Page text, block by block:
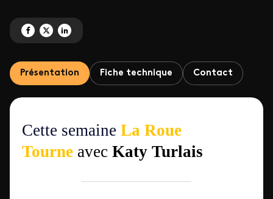
Partagez 'La roue tourne avec Katy Turlais' sur Facebook
Partagez 'La roue tourne avec Katy Turlais' sur X
Partagez 'La roue tourne avec Katy Turlais' sur LinkedIn
Présentation Fiche technique Contact
Cette semaine La Roue
Tourne avec Katy Turlais